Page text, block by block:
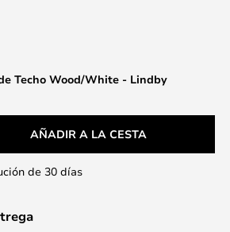
Techo Wood/White - Lindby
AÑADIR A LA CESTA
de 30 días